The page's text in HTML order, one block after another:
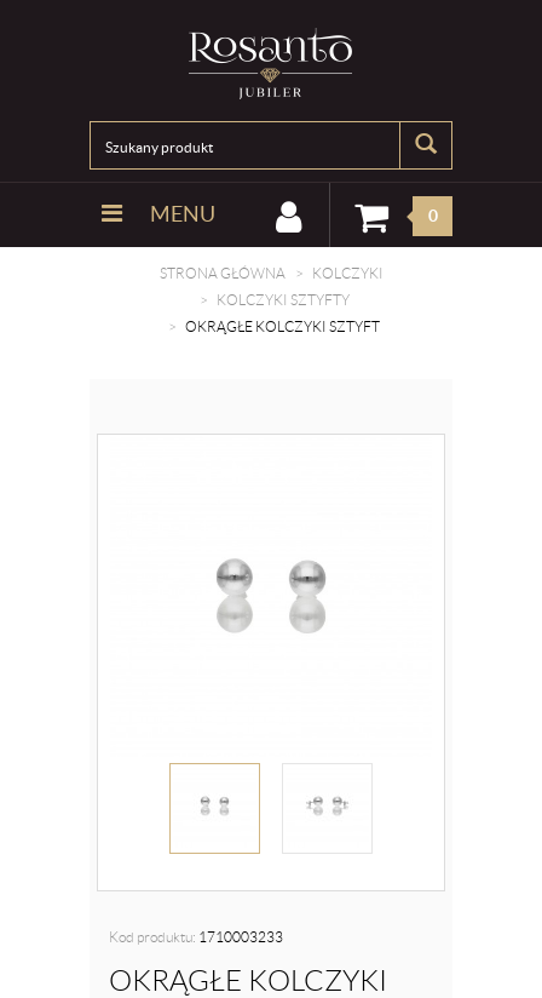
MENU 0
STRONA GŁÓWNA
KOLCZYKI
KOLCZYKI SZTYFTY
OKRĄGŁE KOLCZYKI SZTYFT
Kod produktu: 1710003233
OKRĄGŁE KOLCZYKI